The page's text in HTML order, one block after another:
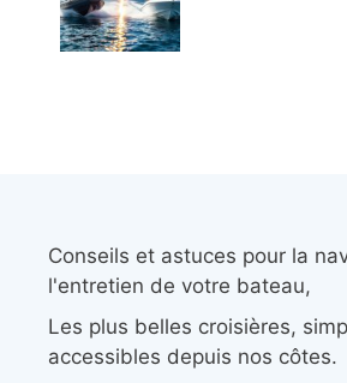
Conseils et astuces pour la
l'entretien de votre bateau,
Les plus belles croisières,
accessibles depuis nos côtes.